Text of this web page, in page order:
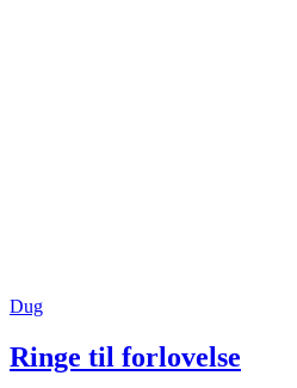
Dug
Ringe til forlovelse